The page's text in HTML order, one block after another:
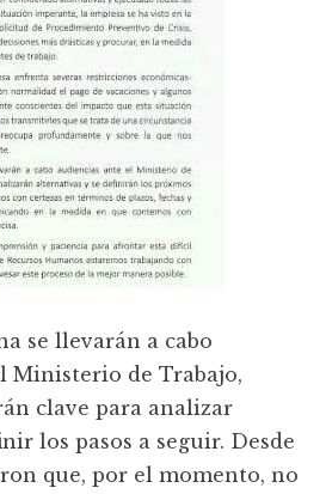
se llevarán a cabo
Ministerio de Trabajo,
clave para analizar
los pasos a seguir. Desde
que, por el momento, no